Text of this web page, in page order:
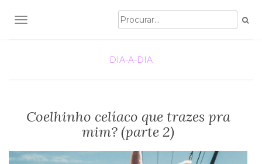
TOGGLE NAVIGATION
DIA-A-DIA
Coelhinho celíaco que trazes pra
mim? (parte 2)